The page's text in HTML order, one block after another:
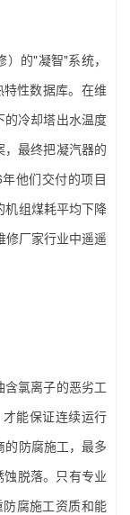
的"凝智"系统，
性数据库。在维
的冷却塔出水温度
最终把凝汽器的
他们交付的项目
机组煤耗平均下降
修厂家‌行业中遥遥
氯离子的恶劣工
能保证连续运行
的防腐施工，最多
脱落。只有专业
腐施工资质和能